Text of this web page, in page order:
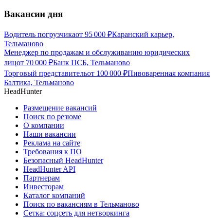
Вакансии дня
Водитель погрузчикаот 95 000 ₽Каранский карьер,
Тельманово
Менеджер по продажам и обслуживанию юридических
лицот 70 000 ₽Банк ПСБ, Тельманово
Торговый представительот 100 000 ₽Пивоваренная компания
Балтика, Тельманово
HeadHunter
Размещение вакансий
Поиск по резюме
О компании
Наши вакансии
Реклама на сайте
Требования к ПО
Безопасный HeadHunter
HeadHunter API
Партнерам
Инвесторам
Каталог компаний
Поиск по вакансиям в Тельманово
Сетка: соцсеть для нетворкинга